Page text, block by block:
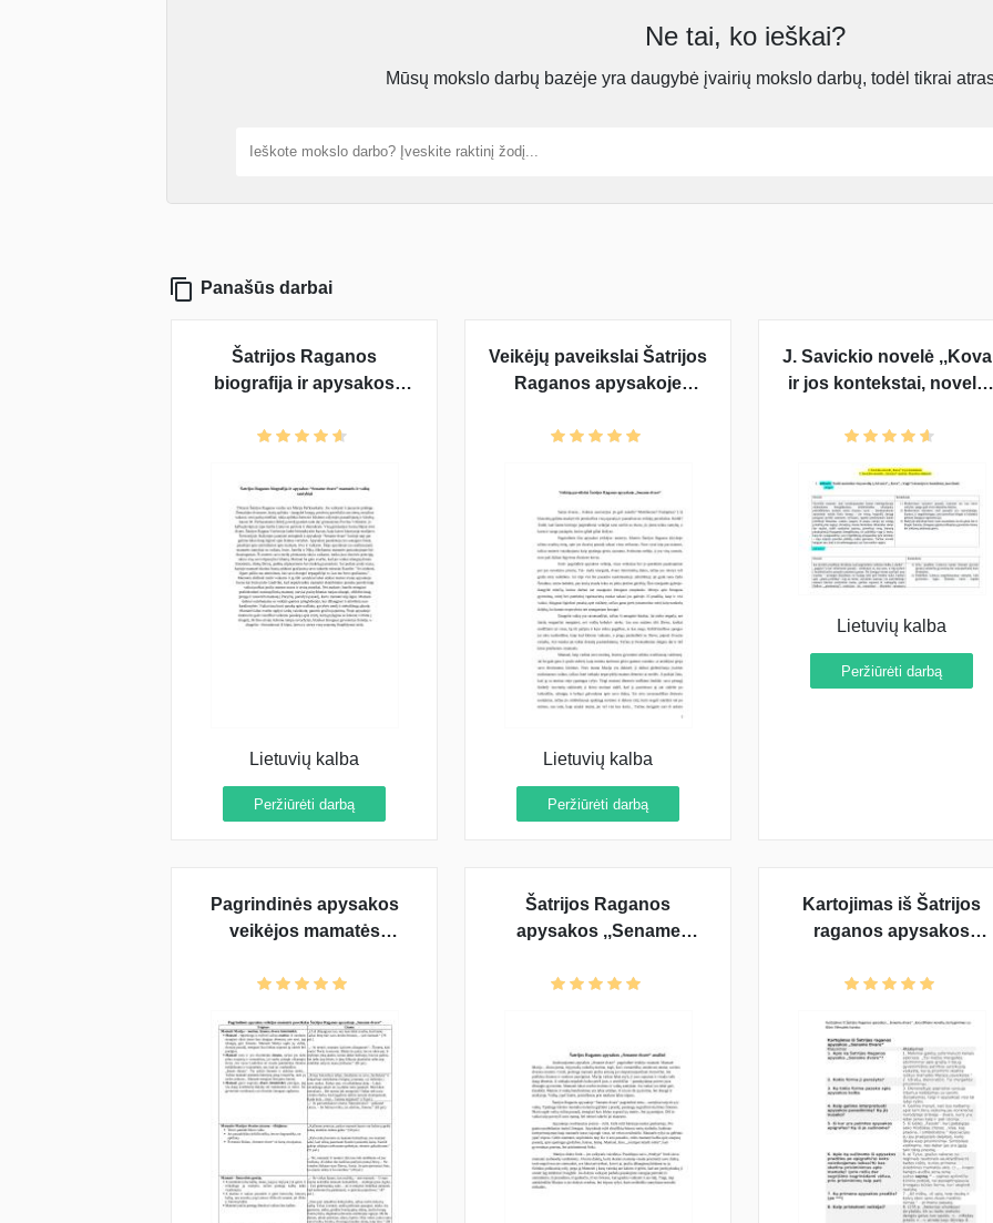
Ne tai, ko ieškai?
Mūsų mokslo darbų bazėje yra daugybė įvairių mokslo darbų, todėl tikrai
Panašūs darbai
Šatrijos Raganos
biografija ir apysakos
mamatės ir vaikų
Lietuvių kalba
Peržiūrėti darbą
Veikėjų paveikslai Šatrijos
Raganos apysakoje
Lietuvių kalba
Peržiūrėti darbą
J. Savickio novelė
ir jos kontekstai,
Lietuvių kalba
Peržiūrėti darbą
Pagrindinės apysakos
veikėjos mamatės
Raganos apysakoje
Šatrijos Raganos
apysakos ,,Sename
Kartojimas iš Šatrijos
raganos apysakos